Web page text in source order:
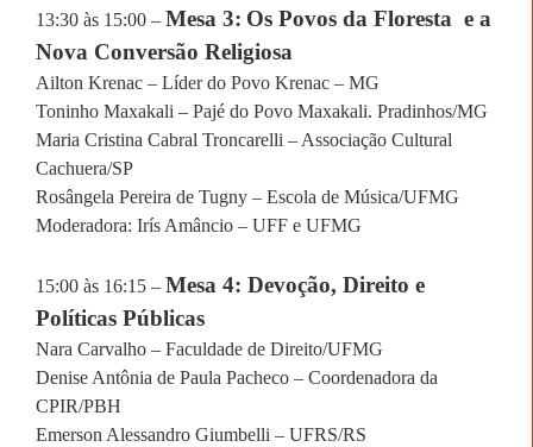
13:30 às 15:00 – Mesa 3: Os Povos da Floresta e a
Nova Conversão Religiosa
Ailton Krenac – Líder do Povo Krenac – MG
Toninho Maxakali – Pajé do Povo Maxakali. Pradinhos/MG
Maria Cristina Cabral Troncarelli – Associação Cultural
Cachuera/SP
Rosângela Pereira de Tugny – Escola de Música/UFMG
Moderadora: Irís Amâncio – UFF e UFMG
15:00 às 16:15 – Mesa 4: Devoção, Direito e
Políticas Públicas
Nara Carvalho – Faculdade de Direito/UFMG
Denise Antônia de Paula Pacheco – Coordenadora da
CPIR/PBH
Emerson Alessandro Giumbelli – UFRS/RS